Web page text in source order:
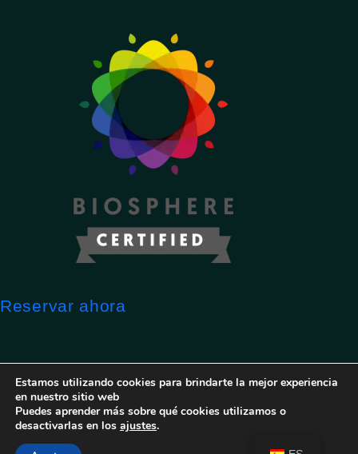
Estamos utilizando cookies para brindarte la mejor experiencia
en nuestro sitio web
Puedes aprender más sobre qué cookies utilizamos o
desactivarlas en los ajustes.
Reservar ahora
As suas escolhas de privacidade